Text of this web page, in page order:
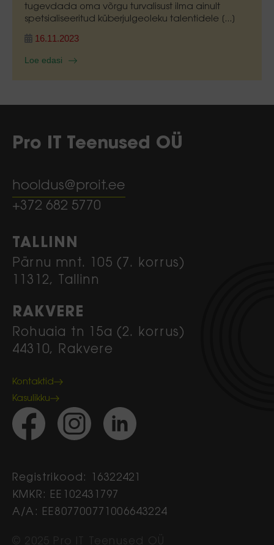
tugevdada oma võrgu turvalisust ilma ainult
spetsialiseeritud küberjulgeoleku talentidele [...]
16.11.2023
Loe edasi
Pro IT Teenused OÜ
hooldus@proit.ee
+372 682 5770
TALLINN
Pärnu mnt. 105 (7. korrus)
11312, Tallinn
RAKVERE
Rohuaia tn 15a (2. korrus)
44310, Rakvere
Kontaktid
Kasulikku
Registrikood: 16322421
KMKR: EE102431797
A/A: EE807700771006643224